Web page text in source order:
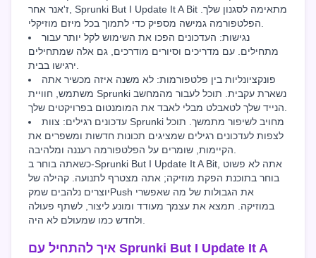
ז'אנר אחר, Sprunki But I Update It A Bit מתאימה לסגנון שלך.
הפלטפורמה גמישה מספיק כדי לתמוך בכל מיזם מוזיקלי.
נגישות: העדכונים הפכו את השימוש לקל יותר עבור
מתחילים. עם מדריכים וסיורים מודרכים, גם אלה שמתחילים
ירגישו בבית.
פונקציונליות בין פלטפורמות: לא משנה איזה מכשיר אתה
משתמש, חוויית Sprunki נשארת עקבית. תוכל לעבור מהמחשב
הנייד שלך לטאבלט מבלי לאבד את המומנטום בפרויקטים שלך.
עדכונים רגילים: צוות Sprunki מחויב לשיפור מתמשך. תוכל
לצפות לעדכונים רגילים שמציגים תכונות חדשות ומשפרים את
הקיימות, שומרים על הפלטפורמה רעננה ומלהיבה.
כשאתה בוחר ב-Sprunki But I Update It A Bit, אתה לא פשוט
בוחר בתוכנת הפקת מוזיקה; אתה מצטרף לתנועה. קהילה של
יוצרים נלהבים שמקPush את הגבולות של מה שאפשרי
במוזיקה. תמצא את עצמך מעודד ומונע ליצור, לשתף פעולה
ולחדש כמו שמעולם לא היה.
איך להתחיל עם Sprunki But I Update It A